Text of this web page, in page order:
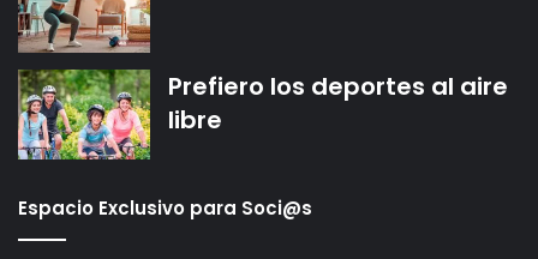
Prefiero los deportes al aire
libre
Espacio Exclusivo para Soci@s